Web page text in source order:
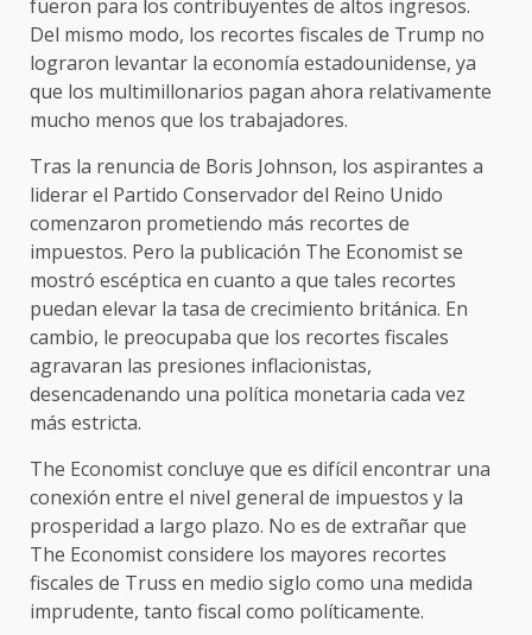
fueron para los contribuyentes de altos ingresos.
Del mismo modo, los recortes fiscales de Trump no
lograron levantar la economía estadounidense, ya
que los multimillonarios pagan ahora relativamente
mucho menos que los trabajadores.
Tras la renuncia de Boris Johnson, los aspirantes a
liderar el Partido Conservador del Reino Unido
comenzaron prometiendo más recortes de
impuestos. Pero la publicación The Economist se
mostró escéptica en cuanto a que tales recortes
puedan elevar la tasa de crecimiento británica. En
cambio, le preocupaba que los recortes fiscales
agravaran las presiones inflacionistas,
desencadenando una política monetaria cada vez
más estricta.
The Economist concluye que es difícil encontrar una
conexión entre el nivel general de impuestos y la
prosperidad a largo plazo. No es de extrañar que
The Economist considere los mayores recortes
fiscales de Truss en medio siglo como una medida
imprudente, tanto fiscal como políticamente.